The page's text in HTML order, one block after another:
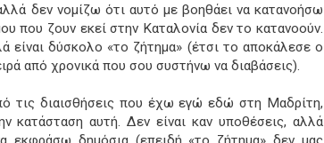
δεν νομίζω ότι αυτό με βοηθάει να κατανοήσω
που ζουν εκεί στην Καταλονία δεν το κατανοούν.
είναι δύσκολο «το ζήτημα» (έτσι το αποκάλεσε ο
από χρονικά που σου συστήνω να διαβάσεις).
τις διαισθήσεις που έχω εγώ εδώ στη Μαδρίτη,
κατάσταση αυτή. Δεν είναι καν υποθέσεις, αλλά